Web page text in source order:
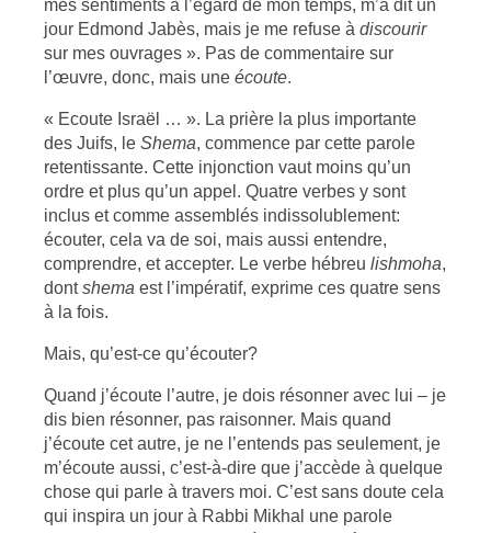
mes sentiments à l’égard de mon temps, m’a dit un
jour Edmond Jabès, mais je me refuse à discourir
sur mes ouvrages ». Pas de commentaire sur
l’œuvre, donc, mais une écoute.
« Ecoute Israël … ». La prière la plus importante
des Juifs, le Shema, commence par cette parole
retentissante. Cette injonction vaut moins qu’un
ordre et plus qu’un appel. Quatre verbes y sont
inclus et comme assemblés indissolublement:
écouter, cela va de soi, mais aussi entendre,
comprendre, et accepter. Le verbe hébreu lishmoha,
dontshema est l’impératif, exprime ces quatre sens
à la fois.
Mais, qu’est-ce qu’écouter?
Quand j’écoute l’autre, je dois résonner avec lui – je
dis bien résonner, pas raisonner. Mais quand
j’écoute cet autre, je ne l’entends pas seulement, je
m’écoute aussi, c’est-à-dire que j’accède à quelque
chose qui parle à travers moi. C’est sans doute cela
qui inspira un jour à Rabbi Mikhal une parole